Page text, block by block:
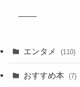
エンタメ (110)
おすすめ本 (7)